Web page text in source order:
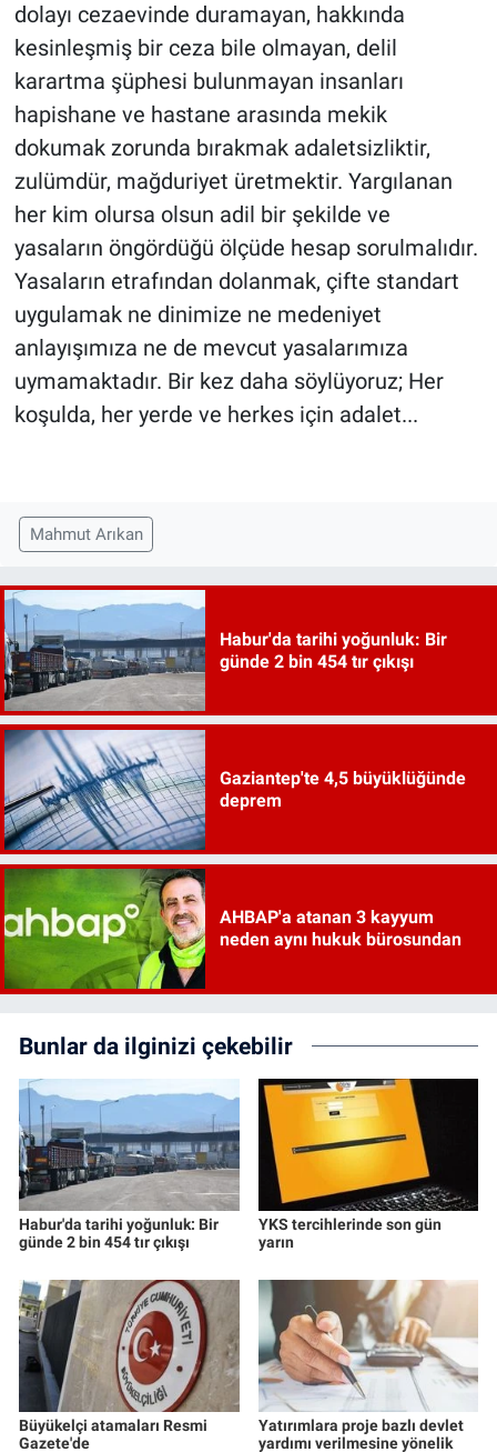
dolayı cezaevinde duramayan, hakkında
kesinleşmiş bir ceza bile olmayan, delil
karartma şüphesi bulunmayan insanları
hapishane ve hastane arasında mekik
dokumak zorunda bırakmak adaletsizliktir,
zulümdür, mağduriyet üretmektir. Yargılanan
her kim olursa olsun adil bir şekilde ve
yasaların öngördüğü ölçüde hesap sorulmalıdır.
Yasaların etrafından dolanmak, çifte standart
uygulamak ne dinimize ne medeniyet
anlayışımıza ne de mevcut yasalarımıza
uymamaktadır. Bir kez daha söylüyoruz; Her
koşulda, her yerde ve herkes için adalet...
Mahmut Arıkan
Habur'da tarihi yoğunluk: Bir
günde 2 bin 454 tır çıkışı
Gaziantep'te 4,5 büyüklüğünde
deprem
AHBAP'a atanan 3 kayyum
neden aynı hukuk bürosundan
Bunlar da ilginizi çekebilir
Habur'da tarihi yoğunluk: Bir
günde 2 bin 454 tır çıkışı
YKS tercihlerinde son gün
yarın
Büyükelçi atamaları Resmi
Gazete'de
Yatırımlara proje bazlı devlet
yardımı verilmesine yönelik